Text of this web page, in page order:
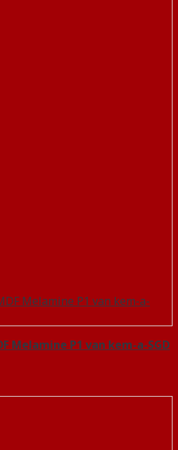
Melamine P1 van kem-a-SGD